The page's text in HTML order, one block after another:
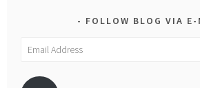
FOLLOW BLOG VIA E-
Email